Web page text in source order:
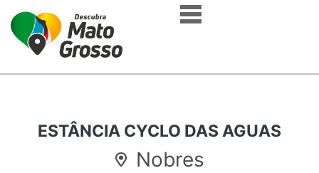
ESTÂNCIA CYCLO DAS AGUAS
Nobres